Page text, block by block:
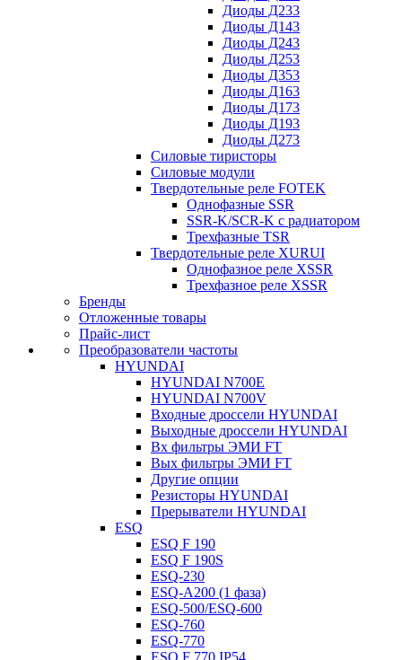
Диоды Д233
Диоды Д143
Диоды Д243
Диоды Д253
Диоды Д353
Диоды Д163
Диоды Д173
Диоды Д193
Диоды Д273
Силовые тиристоры
Силовые модули
Твердотельные реле FOTEK
Однофазные SSR
SSR-K/SCR-K с радиатором
Трехфазные TSR
Твердотельные реле XURUI
Однофазное реле XSSR
Трехфазное реле XSSR
Бренды
Отложенные товары
Прайс-лист
Преобразователи частоты
HYUNDAI
HYUNDAI N700E
HYUNDAI N700V
Входные дроссели HYUNDAI
Выходные дроссели HYUNDAI
Вх фильтры ЭМИ FT
Вых фильтры ЭМИ FT
Другие опции
Резисторы HYUNDAI
Прерыватели HYUNDAI
ESQ
ESQ F 190
ESQ F 190S
ESQ-230
ESQ-A200 (1 фаза)
ESQ-500/ESQ-600
ESQ-760
ESQ-770
ESQ F 770 IP54